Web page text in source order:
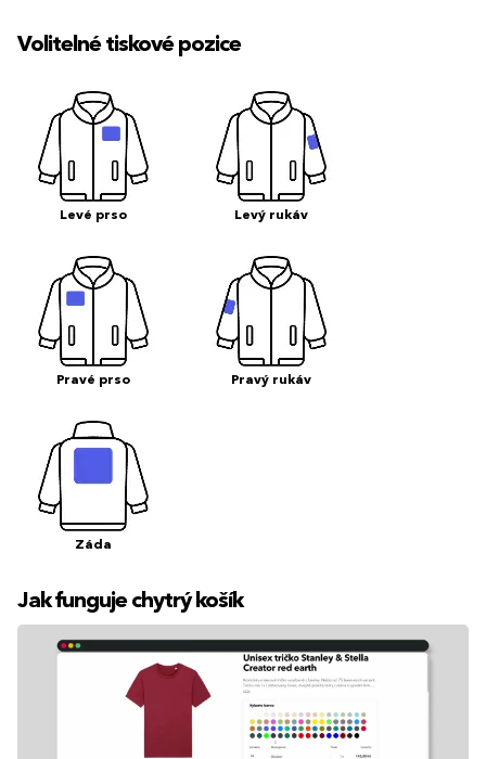
Volitelné tiskové pozice
Levé prso Levý rukáv
Pravé prso Pravý rukáv
Záda
Jak funguje chytrý košík